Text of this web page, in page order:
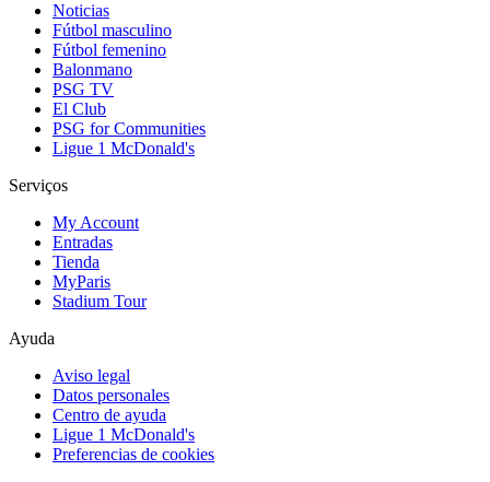
Noticias
Fútbol masculino
Fútbol femenino
Balonmano
PSG TV
El Club
PSG for Communities
Ligue 1 McDonald's
Serviços
My Account
Entradas
Tienda
MyParis
Stadium Tour
Ayuda
Aviso legal
Datos personales
Centro de ayuda
Ligue 1 McDonald's
Preferencias de cookies